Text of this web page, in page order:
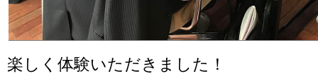
楽しく体験いただきました！